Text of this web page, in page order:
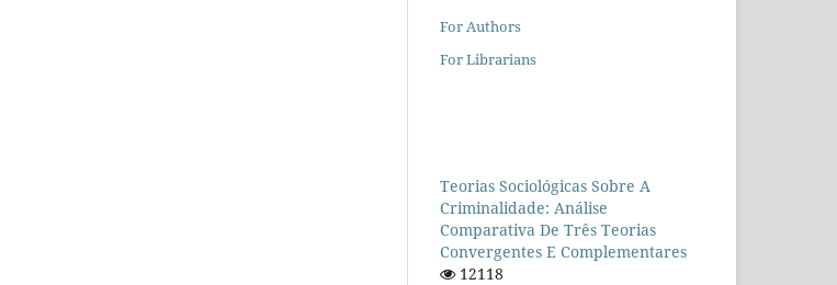
For Authors
For Librarians
Teorias Sociológicas Sobre A
Criminalidade: Análise
Comparativa De Três Teorias
Convergentes E Complementares
12118